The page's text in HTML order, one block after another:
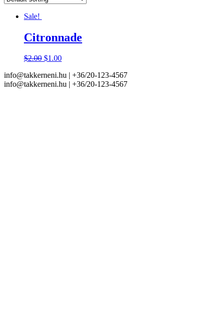
Sale!
Citronnade
$2.00 $1.00
info@takkerneni.hu | +36/20-123-4567
info@takkerneni.hu | +36/20-123-4567